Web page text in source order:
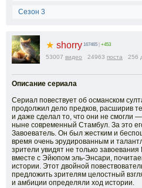
Сезон 3
★ shorry 167465 +453
53007 видео 24963 поста 256
Описание сериала
Сериал повествует об османском
продолжил дело предков, расширив
и даже сделал то, что они не смогли
ныне современный Стамбул. За это
Завоеватель. Он был жестким и
время очень эрудированным и
зрители увидят не только
вместе с Эйюпом эль-Энсари,
истории. Этот двойной
предложить зрителям целостный
и амбиции определяли ход истории.